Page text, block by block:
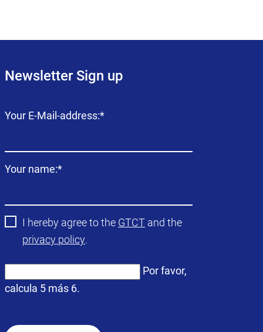
Newsletter Sign up
Campo
Your E-Mail-address:*
Campo
Your name:*
I hereby agree to the GTCT and the
privacy policy.
Por favor,
calcula 5 más 6.